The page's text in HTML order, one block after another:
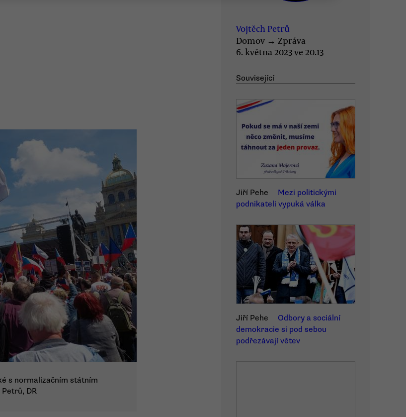
s normalizačním státním
DR
Vojtěch Petrů
Domov → Zpráva
6. května 2023 ve 20.13
Související
Jiří Pehe
Mezi politickými
podnikateli vypuká válka
Jiří Pehe
Odbory a sociální
demokracie si pod sebou
podřezávají větev